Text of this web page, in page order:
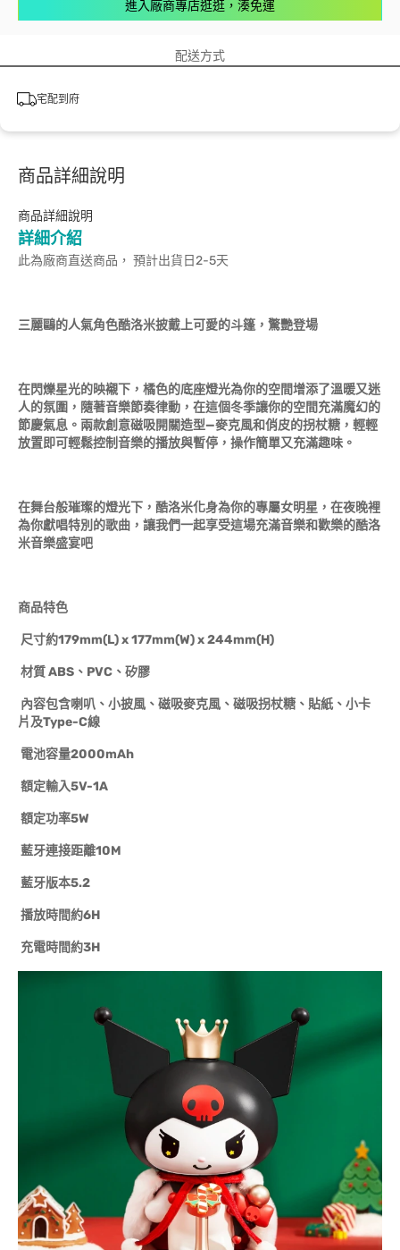
進入廠商專店逛逛，湊免運
配送方式
宅配到府
商品詳細說明
商品詳細說明
詳細介紹
此為廠商直送商品， 預計出貨日2-5天
三麗鷗的人氣角色酷洛米披戴上可愛的斗篷，驚艷登場
在閃爍星光的映襯下，橘色的底座燈光為你的空間增添了溫暖又迷
人的氛圍，隨著音樂節奏律動，在這個冬季讓你的空間充滿魔幻的
節慶氣息。兩款創意磁吸開關造型—麥克風和俏皮的拐杖糖，輕輕
放置即可輕鬆控制音樂的播放與暫停，操作簡單又充滿趣味。
在舞台般璀璨的燈光下，酷洛米化身為你的專屬女明星，在夜晚裡
為你獻唱特別的歌曲，讓我們一起享受這場充滿音樂和歡樂的酷洛
米音樂盛宴吧
商品特色
尺寸約179mm(L) x 177mm(W) x 244mm(H)
材質 ABS、PVC、矽膠
內容包含喇叭、小披風、磁吸麥克風、磁吸拐杖糖、貼紙、小卡
片及Type-C線
電池容量2000mAh
額定輸入5V-1A
額定功率5W
藍牙連接距離10M
藍牙版本5.2
播放時間約6H
充電時間約3H